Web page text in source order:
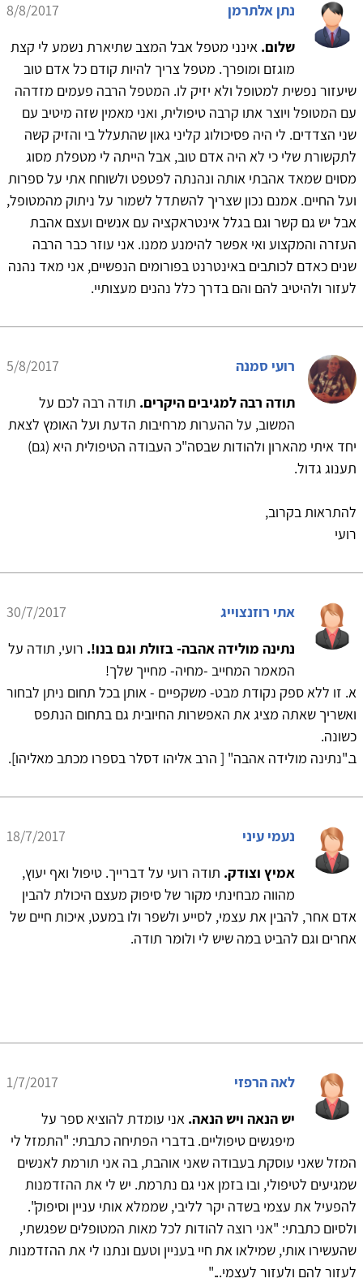
נתן אלתרמן
8/8/2017
שלום. אינני מטפל אבל המצב שתיארת נשמע לי קצת
מוגזם ומופרך. מטפל צריך להיות קודם כל אדם טוב
שיעזור נפשית למטופל ולא יזיק לו. המטפל הרבה פעמים מזדהה
עם המטופל ויוצר אתו קרבה טיפולית, ואני מאמין שזה מיטיב עם
שני הצדדים. לי היה פסיכולוג קליני גאון שהתעלל בי והזיק קשה
לתקשורת שלי כי לא היה אדם טוב, אבל הייתה לי מטפלת מסוג
מסוים שמאד אהבתי אותה ונהנתה לפטפט ולשוחח אתי על ספרות
ועל החיים. אמנם נכון שצריך להשתדל לשמור על ניתוק מהמטופל,
אבל יש גם קשר וגם בגלל אינטראקציה עם אנשים ועצם אהבת
העזרה והמקצוע ואי אפשר להימנע ממנו. אני עוזר כבר הרבה
שנים כאדם לכותבים באינטרנט בפורומים הנפשיים, אני מאד נהנה
לעזור ולהיטיב להם והם בדרך כלל נהנים מעצותיי.
רועי סמנה
5/8/2017
תודה רבה למגיבים היקרים. תודה רבה לכם על
המשוב, על ההערות מרחיבות הדעת ועל האומץ לצאת
יחד איתי מהארון ולהודות שבסה"כ העבודה הטיפולית היא (גם)
תענוג גדול.
להתראות בקרוב,
רועי
אתי רוזנצוייג
30/7/2017
נתינה מולידה אהבה- בזולת וגם בנו!. רועי, תודה על
המאמר המחייב -מחיה- מחייך שלך!
א. זו ללא ספק נקודת מבט- משקפיים - אותן בכל תחום ניתן לבחור
ואשריך שאתה מציג את האפשרות החיובית גם בתחום הנתפס
כשונה.
ב."נתינה מולידה אהבה" [ הרב אליהו דסלר בספרו מכתב מאליהו].
נעמי עיני
18/7/2017
אמיץ וצודק. תודה רועי על דברייך. טיפול ואף יעוץ,
מהווה מבחינתי מקור של סיפוק מעצם היכולת להבין
אדם אחר, להבין את עצמי, לסייע ולשפר ולו במעט, איכות חיים של
אחרים וגם להביט במה שיש לי ולומר תודה.
לאה הרפזי
1/7/2017
יש הנאה ויש הנאה. אני עומדת להוציא ספר על
מיפגשים טיפוליים. בדברי הפתיחה כתבתי: "התמזל לי
המזל שאני עוסקת בעבודה שאני אוהבת, בה אני תורמת לאנשים
שמגיעים לטיפולי, ובו בזמן אני גם נתרמת. יש לי את ההזדמנות
להפעיל את עצמי בשדה יקר לליבי, שממלא אותי עניין וסיפוק".
ולסיום כתבתי: "אני רוצה להודות לכל מאות המטופלים שפגשתי,
שהעשירו אותי, שמילאו את חיי בעניין וטעם ונתנו לי את ההזדמנות
לעזור להם ולעזור לעצמי..."